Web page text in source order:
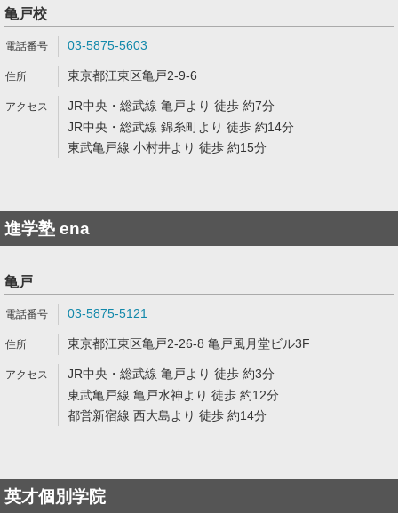
亀戸校
03-5875-5603
東京都江東区亀戸2-9-6
JR中央・総武線 亀戸より 徒歩 約7分
JR中央・総武線 錦糸町より 徒歩 約14分
東武亀戸線 小村井より 徒歩 約15分
進学塾 ena
亀戸
03-5875-5121
東京都江東区亀戸2-26-8 亀戸風月堂ビル3F
JR中央・総武線 亀戸より 徒歩 約3分
東武亀戸線 亀戸水神より 徒歩 約12分
都営新宿線 西大島より 徒歩 約14分
英才個別学院